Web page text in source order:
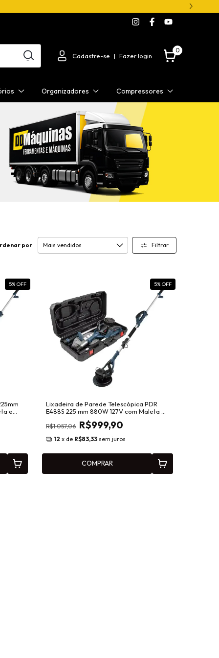
Cadastre-se | Fazer login
0
Organizadores Compressores
por Filtrar
5% OFF
e
5% OFF
Lixadeira de Parede Telescópica PDR
E488S 225 mm 880W 127V com Maleta e
R$1.057,06 R$999,90
12 x de R$83,33 sem juros
COMPRAR